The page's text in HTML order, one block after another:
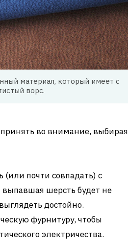
материал, который имеет с
ворс.
во внимание, выбирая
(или почти совпадать) с
шерсть будет не
достойно.
фурнитуру, чтобы
электричества.